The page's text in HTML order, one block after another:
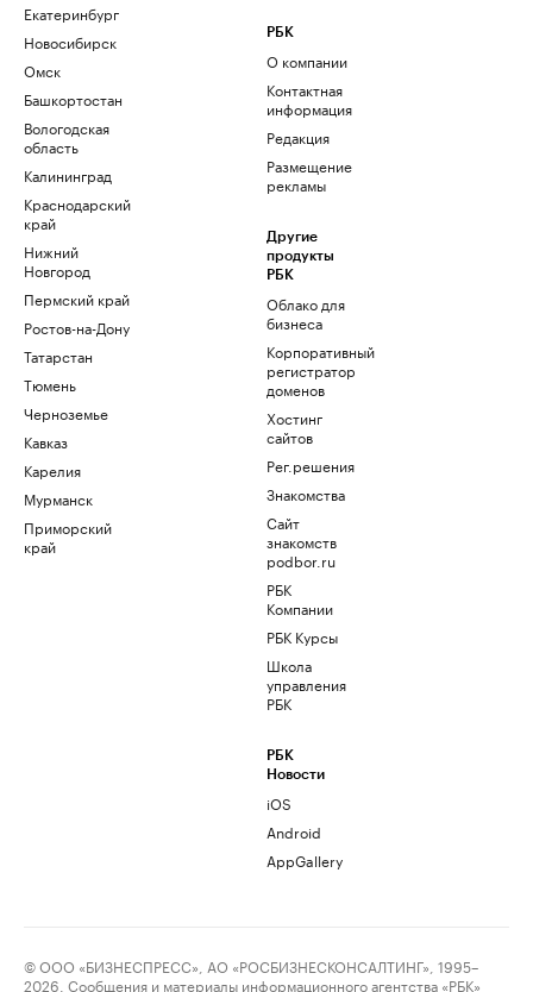
Екатеринбург
Новосибирск
Омск
Башкортостан
Вологодская
область
Калининград
Краснодарский
край
Нижний
Новгород
Пермский край
Ростов-на-Дону
Татарстан
Тюмень
Черноземье
Кавказ
Карелия
Мурманск
Приморский
край
РБК
О компании
Контактная
информация
Редакция
Размещение
рекламы
Другие
продукты
РБК
Облако для
бизнеса
Корпоративный
регистратор
доменов
Хостинг
сайтов
Рег.решения
Знакомства
Сайт
знакомств
podbor.ru
РБК
Компании
РБК Курсы
Школа
управления
РБК
РБК
Новости
iOS
Android
AppGallery
© ООО «БИЗНЕСПРЕСС», АО «РОСБИЗНЕСКОНСАЛТИНГ», 1995–
2026. Сообщения и материалы информационного агентства «РБК»